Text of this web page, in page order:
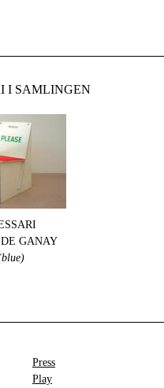
I SAMLINGEN
GANAY
Press
Play